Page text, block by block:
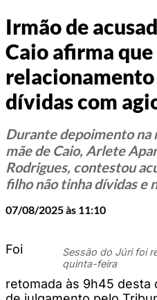
Irmão de
Caio afirma
dívidas com
Durante depoimento na
mãe de Caio, Arlete
Rodrigues, contestou
filho não tinha dívidas e
07/08/2025 às 11:10
Sessão do Júri foi
quinta-feira
Foi
retomada às 9h45 desta